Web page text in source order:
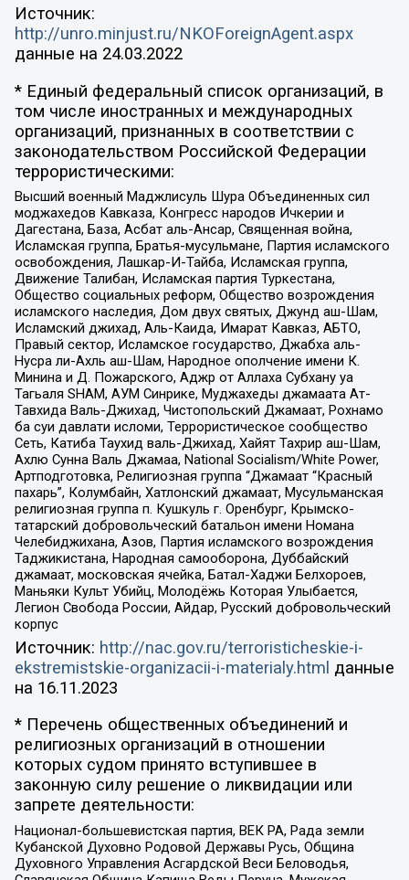
Источник:
http://unro.minjust.ru/NKOForeignAgent.aspx
данные на 24.03.2022
* Единый федеральный список организаций, в
том числе иностранных и международных
организаций, признанных в соответствии с
законодательством Российской Федерации
террористическими:
Высший военный Маджлисуль Шура Объединенных сил
моджахедов Кавказа, Конгресс народов Ичкерии и
Дагестана, База, Асбат аль-Ансар, Священная война,
Исламская группа, Братья-мусульмане, Партия исламского
освобождения, Лашкар-И-Тайба, Исламская группа,
Движение Талибан, Исламская партия Туркестана,
Общество социальных реформ, Общество возрождения
исламского наследия, Дом двух святых, Джунд аш-Шам,
Исламский джихад, Аль-Каида, Имарат Кавказ, АБТО,
Правый сектор, Исламское государство, Джабха аль-
Нусра ли-Ахль аш-Шам, Народное ополчение имени К.
Минина и Д. Пожарского, Аджр от Аллаха Субхану уа
Тагьаля SHAM, АУМ Синрике, Муджахеды джамаата Ат-
Тавхида Валь-Джихад, Чистопольский Джамаат, Рохнамо
ба суи давлати исломи, Террористическое сообщество
Сеть, Катиба Таухид валь-Джихад, Хайят Тахрир аш-Шам,
Ахлю Сунна Валь Джамаа, National Socialism/White Power,
Артподготовка, Религиозная группа “Джамаат “Красный
пахарь”, Колумбайн, Хатлонский джамаат, Мусульманская
религиозная группа п. Кушкуль г. Оренбург, Крымско-
татарский добровольческий батальон имени Номана
Челебиджихана, Азов, Партия исламского возрождения
Таджикистана, Народная самооборона, Дуббайский
джамаат, московская ячейка, Батал-Хаджи Белхороев,
Маньяки Культ Убийц, Молодёжь Которая Улыбается,
Легион Свобода России, Айдар, Русский добровольческий
корпус
Источник: http://nac.gov.ru/terroristicheskie-i-
ekstremistskie-organizacii-i-materialy.html данные
на 16.11.2023
* Перечень общественных объединений и
религиозных организаций в отношении
которых судом принято вступившее в
законную силу решение о ликвидации или
запрете деятельности:
Национал-большевистская партия, ВЕК РА, Рада земли
Кубанской Духовно Родовой Державы Русь, Община
Духовного Управления Асгардской Веси Беловодья,